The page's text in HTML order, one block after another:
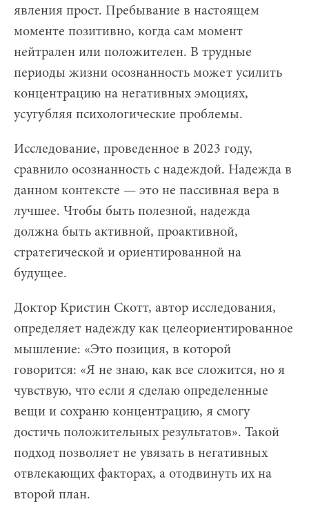
явления прост. Пребывание в настоящем
моменте позитивно, когда сам момент
нейтрален или положителен. В трудные
периоды жизни осознанность может усилить
концентрацию на негативных эмоциях,
усугубляя психологические проблемы.
Исследование, проведенное в 2023 году,
сравнило осознанность с надеждой. Надежда в
данном контексте — это не пассивная вера в
лучшее. Чтобы быть полезной, надежда
должна быть активной, проактивной,
стратегической и ориентированной на
будущее.
Доктор Кристин Скотт, автор исследования,
определяет надежду как целеориентированное
мышление: «Это позиция, в которой
говорится: «Я не знаю, как все сложится, но я
чувствую, что если я сделаю определенные
вещи и сохраню концентрацию, я смогу
достичь положительных результатов». Такой
подход позволяет не увязать в негативных
отвлекающих факторах, а отодвинуть их на
второй план.